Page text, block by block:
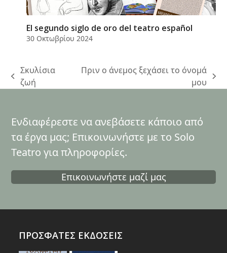
El segundo siglo de oro del teatro español
30 Οκτωβρίου 2024
previous
Σκυλίσια
ζωή
Πριν ο άνεμος ξεχάσει το όνομά
μου
Ενδιαφέρεστε να ανεβάσετε κάποιο από
τα έργα μας; Επικοινωνήστε με το Solo
Teatro για πληροφορίες.
Επικοινωνήστε μαζί μας
ΠΡΟΣΦΑΤΕΣ ΕΚΔΟΣΕΙΣ